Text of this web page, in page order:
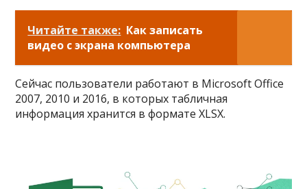
Читайте также: Как записать
видео с экрана компьютера
Сейчас пользователи работают в Microsoft Office
2007, 2010 и 2016, в которых табличная
информация хранится в формате XLSX.